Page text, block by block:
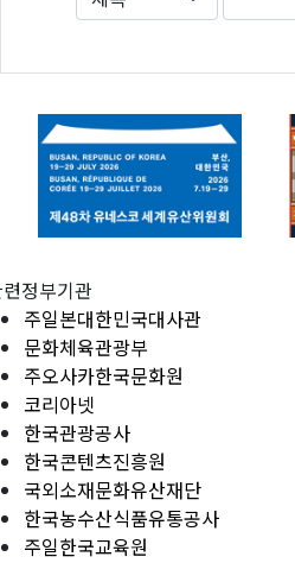
정부기관
주일본대한민국대사관
문화체육관광부
주오사카한국문화원
코리아넷
한국관광공사
한국콘텐츠진흥원
국외소재문화유산재단
한국농수산식품유통공사
주일한국교육원